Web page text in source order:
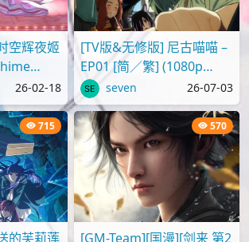
空辉夜姬
26-02-18
[TV版&无修版] 尼古喵喵 –
EP01 [简／繁] (1080p
H.264 AAC SRTx2) {Yani
Neko | ヤニねこ | C..
seven 26-07-03
715
的芙莉莲
570
[GM-Team][国漫][剑来 第2